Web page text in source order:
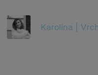
Karolína |